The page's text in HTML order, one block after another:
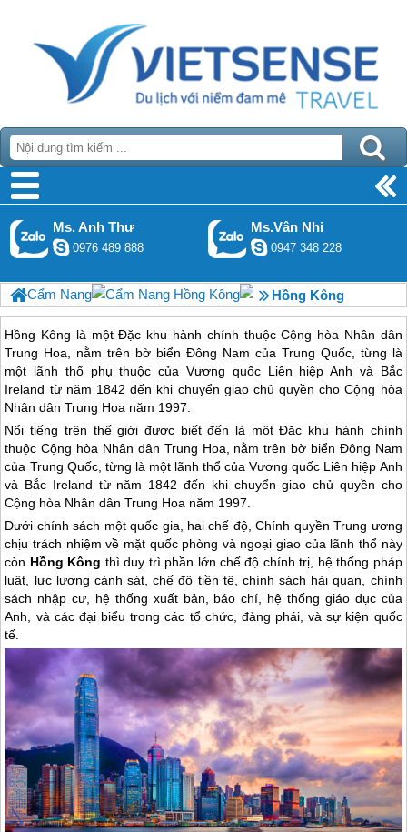
Ms. Anh Thư
0976 489 888
Ms.Vân Nhi
0947 348 228
Cẩm Nang Cẩm Nang Hồng Kông Hồng Kông
Hồng Kông là một Đặc khu hành chính thuộc Cộng hòa Nhân dân
Trung Hoa, nằm trên bờ biển Đông Nam của Trung Quốc, từng là
một lãnh thổ phụ thuộc của Vương quốc Liên hiệp Anh và Bắc
Ireland từ năm 1842 đến khi chuyển giao chủ quyền cho Cộng hòa
Nhân dân Trung Hoa năm 1997.
Nổi tiếng trên thế giới được biết đến là một Đặc khu hành chính
thuộc Cộng hòa Nhân dân Trung Hoa, nằm trên bờ biển Đông Nam
của Trung Quốc, từng là một lãnh thổ của Vương quốc Liên hiệp Anh
và Bắc Ireland từ năm 1842 đến khi chuyển giao chủ quyền cho
Cộng hòa Nhân dân Trung Hoa năm 1997.
Dưới chính sách một quốc gia, hai chế độ, Chính quyền Trung ương
chịu trách nhiệm về mặt quốc phòng và ngoại giao của lãnh thổ này
còn Hồng Kông thì duy trì phần lớn chế độ chính trị, hệ thống pháp
luật, lực lượng cảnh sát, chế độ tiền tệ, chính sách hải quan, chính
sách nhập cư, hệ thống xuất bản, báo chí, hệ thống giáo dục của
Anh, và các đại biểu trong các tổ chức, đảng phái, và sự kiện quốc
tế.